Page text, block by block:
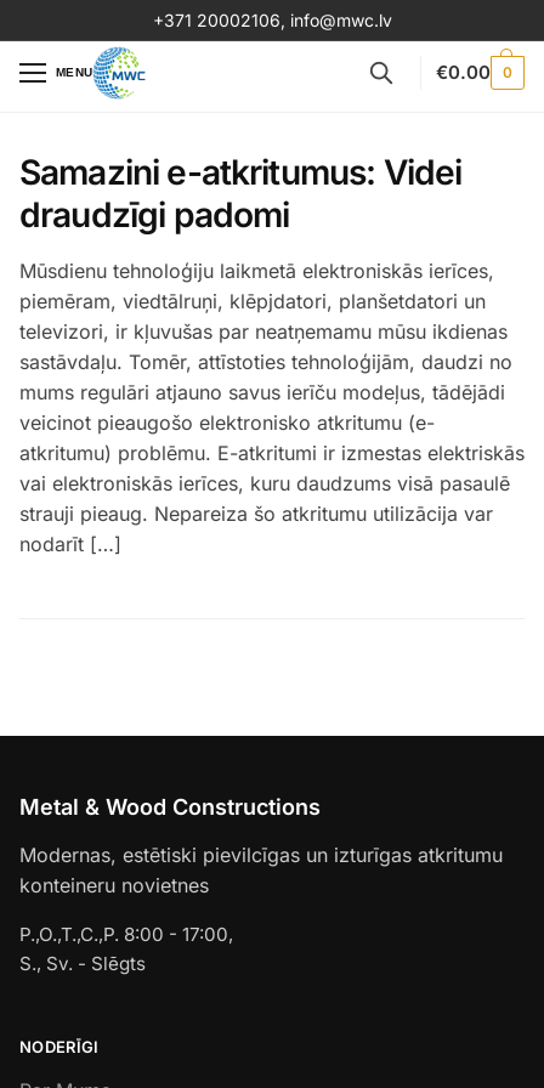
+371 20002106, info@mwc.lv
MENU €0.00 0
Samazini e-atkritumus: Videi
draudzīgi padomi
Mūsdienu tehnoloģiju laikmetā elektroniskās ierīces,
piemēram, viedtālruņi, klēpjdatori, planšetdatori un
televizori, ir kļuvušas par neatņemamu mūsu ikdienas
sastāvdaļu. Tomēr, attīstoties tehnoloģijām, daudzi no
mums regulāri atjauno savus ierīču modeļus, tādējādi
veicinot pieaugošo elektronisko atkritumu (e-
atkritumu) problēmu. E-atkritumi ir izmestas elektriskās
vai elektroniskās ierīces, kuru daudzums visā pasaulē
strauji pieaug. Nepareiza šo atkritumu utilizācija var
nodarīt […]
Metal & Wood Constructions
Modernas, estētiski pievilcīgas un izturīgas atkritumu
konteineru novietnes
P.,O.,T.,C.,P. 8:00 - 17:00,
S., Sv. - Slēgts
NODERĪGI